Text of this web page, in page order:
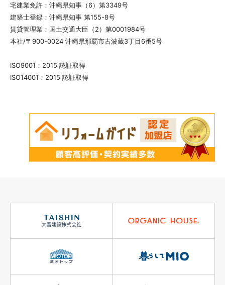
宅建業免許：沖縄県知事（6）第3349号
建築士登録：沖縄県知事 第155-8号
賃貸管理業：国土交通大臣（2）第0001984号
本社/〒900-0024 沖縄県那覇市古波蔵3丁目6番5号
ISO9001：2015 認証取得
ISO14001：2015 認証取得